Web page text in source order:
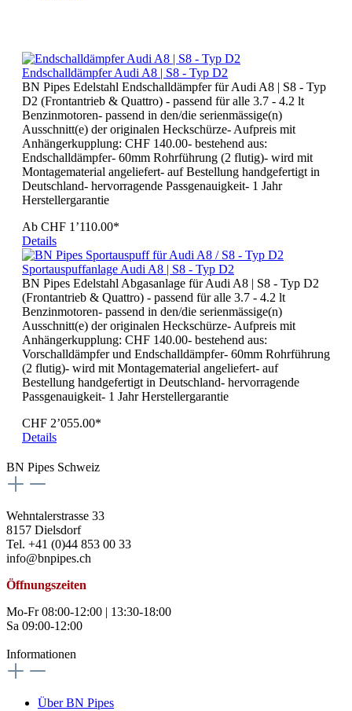
Endschalldämpfer Audi A8 | S8 - Typ D2
BN Pipes Edelstahl Endschalldämpfer für Audi A8 | S8 - Typ
D2 (Frontantrieb & Quattro) - passend für alle 3.7 - 4.2 lt
Benzinmotoren- passend in den/die serienmässige(n)
Ausschnitt(e) der originalen Heckschürze- Aufpreis mit
Anhängerkupplung: CHF 140.00- bestehend aus:
Endschalldämpfer- 60mm Rohrführung (2 flutig)- wird mit
Montagematerial angeliefert- auf Bestellung handgefertigt in
Deutschland- hervorragende Passgenauigkeit- 1 Jahr
Herstellergarantie
Ab CHF 1’110.00*
Details
Sportauspuffanlage Audi A8 | S8 - Typ D2
BN Pipes Edelstahl Abgasanlage für Audi A8 | S8 - Typ D2
(Frontantrieb & Quattro) - passend für alle 3.7 - 4.2 lt
Benzinmotoren- passend in den/die serienmässige(n)
Ausschnitt(e) der originalen Heckschürze- Aufpreis mit
Anhängerkupplung: CHF 140.00- bestehend aus:
Vorschalldämpfer und Endschalldämpfer- 60mm Rohrführung
(2 flutig)- wird mit Montagematerial angeliefert- auf
Bestellung handgefertigt in Deutschland- hervorragende
Passgenauigkeit- 1 Jahr Herstellergarantie
CHF 2’055.00*
Details
BN Pipes Schweiz
Wehntalerstrasse 33
8157 Dielsdorf
Tel. +41 (0)44 853 00 33
info@bnpipes.ch
Öffnungszeiten
Mo-Fr 08:00-12:00 | 13:30-18:00
Sa 09:00-12:00
Informationen
Über BN Pipes